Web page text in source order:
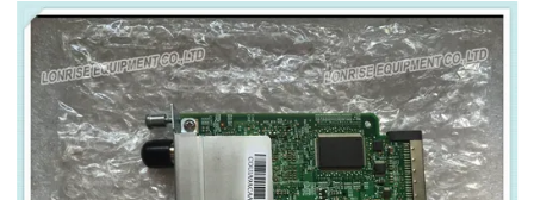
SITEMAP
PRIVACYBELEID